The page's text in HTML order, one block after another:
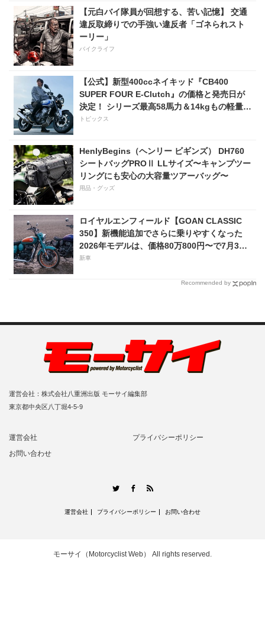
【元白バイ隊員が回想する、苦い記憶】 交通
違反取締りでの手強い違反者「ゴネられスト
ーリー」
バイクライフ
【公式】新型400ccネイキッド『CB400
SUPER FOUR E-Clutch』の価格と発売日が
決定！ シリーズ最高58馬力＆14kgもの軽量
化!? 完全に「旧CB400SF」を超えた!?
トピックス
HenlyBegins（ヘンリー ビギンズ） DH760
シートバッグPROⅡ LLサイズ〜キャンプツー
リングにも安心の大容量ツアーバッグ〜
用品・グッズ
ロイヤルエンフィールド【GOAN CLASSIC
350】新機能追加でさらに乗りやすくなった
2026年モデルは、価格80万800円〜で7月31
日発売！
新車
Recommended by
運営会社：株式会社八重洲出版 モーサイ編集部
東京都中央区八丁堀4-5-9
運営会社
プライバシーポリシー
お問い合わせ
TwitterFacebook
運営会社 プライバシーポリシー お問い合わせ
モーサイ（Motorcyclist Web） All rights reserved.